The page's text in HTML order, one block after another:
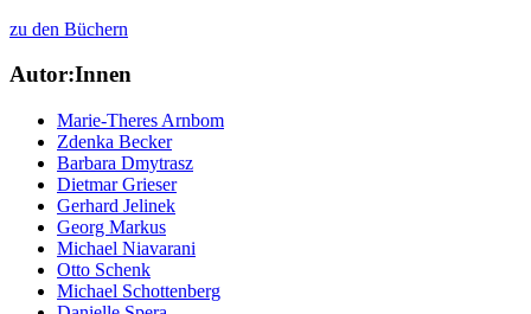
zu den Büchern
Autor:Innen
Marie-Theres Arnbom
Zdenka Becker
Barbara Dmytrasz
Dietmar Grieser
Gerhard Jelinek
Georg Markus
Michael Niavarani
Otto Schenk
Michael Schottenberg